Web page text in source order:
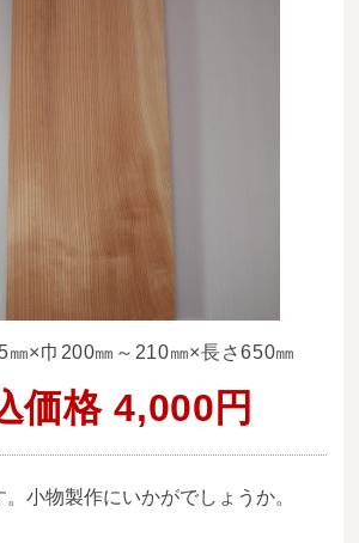
の注意点
装の
ンスについて
加工について
え方
㎜×巾200㎜～210㎜×長さ650㎜
価格 4,000円
小物製作にいかがでしょうか。